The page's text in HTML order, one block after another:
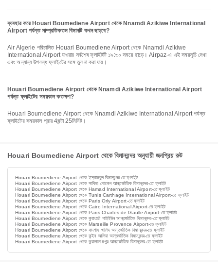
ব্যবহার করে Houari Boumediene Airport থেকে Nnamdi Azikiwe International
Airport পর্যন্ত সাম্প্রতিকতম বিমানটি কখন ছাড়বে?
Air Algerie পরিচালিত Houari Boumediene Airport থেকে Nnamdi Azikiwe
International Airport যাওয়ার সর্বশেষ ফ্লাইটটি ১৯:৩০ সময়ে ছাড়ে। Airpaz-এ এই সময়সূচি দেখা
এবং অন্যান্য উপলব্ধ ফ্লাইটের সঙ্গে তুলনা করা যায়।
Houari Boumediene Airport থেকে Nnamdi Azikiwe International Airport
পর্যন্ত ফ্লাইটের সময়কাল কতক্ষণ?
Houari Boumediene Airport থেকে Nnamdi Azikiwe International Airport পর্যন্ত
ফ্লাইটের সময়কাল প্রায় 4ঘন্টা 25মিনিট।
Houari Boumediene Airport থেকে বিমানবন্দর অনুযায়ী জনপ্রিয় রুট
Houari Boumediene Airport থেকে ইস্তাম্বুল বিমানবন্দর-তে ফ্লাইট
Houari Boumediene Airport থেকে সাবিহা গোকেন আন্তর্জাতিক বিমানবন্দর-তে ফ্লাইট
Houari Boumediene Airport থেকে Hamad International Airport-তে ফ্লাইট
Houari Boumediene Airport থেকে Tunis Carthage International Airport-তে ফ্লাইট
Houari Boumediene Airport থেকে Paris Orly Airport-তে ফ্লাইট
Houari Boumediene Airport থেকে Cairo International Airport-তে ফ্লাইট
Houari Boumediene Airport থেকে Paris Charles de Gaulle Airport-তে ফ্লাইট
Houari Boumediene Airport থেকে কুয়াংচৌ পাইইউন আন্তর্জাতিক বিমানবন্দর-তে ফ্লাইট
Houari Boumediene Airport থেকে Marseille Provence Airport-তে ফ্লাইট
Houari Boumediene Airport থেকে বাদশাহ খালিদ আন্তর্জাতিক বিমানবন্দর-তে ফ্লাইট
Houari Boumediene Airport থেকে কুইন আলিয়া আন্তর্জাতিক বিমানবন্দর-তে ফ্লাইট
Houari Boumediene Airport থেকে কুয়ালালামপুর আন্তর্জাতিক বিমানবন্দর-তে ফ্লাইট